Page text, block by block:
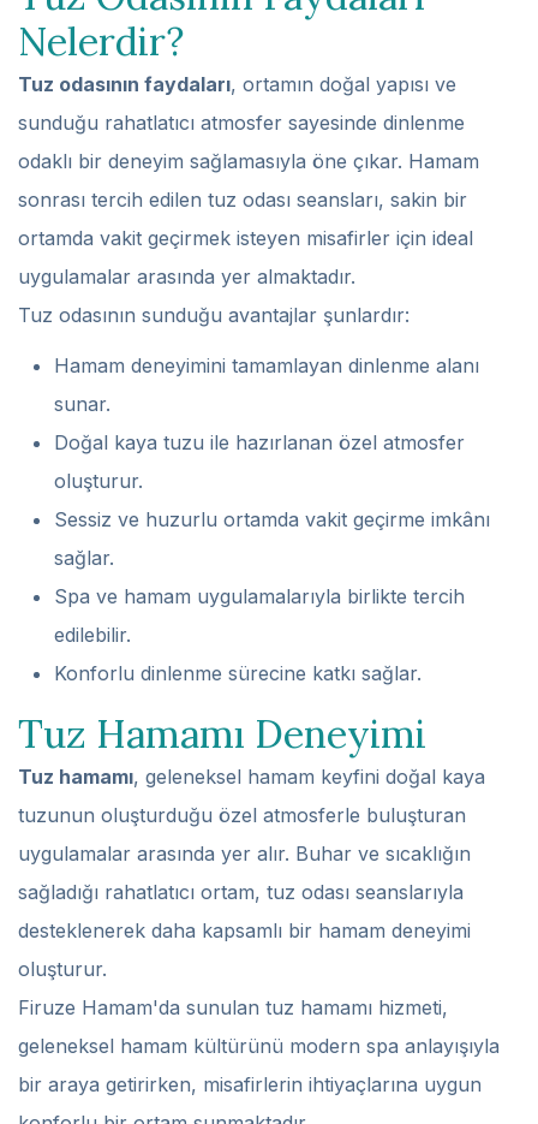
Nelerdir?
Tuz odasının faydaları, ortamın doğal yapısı ve
sunduğu rahatlatıcı atmosfer sayesinde dinlenme
odaklı bir deneyim sağlamasıyla öne çıkar. Hamam
sonrası tercih edilen tuz odası seansları, sakin bir
ortamda vakit geçirmek isteyen misafirler için ideal
uygulamalar arasında yer almaktadır.
Tuz odasının sunduğu avantajlar şunlardır:
Hamam deneyimini tamamlayan dinlenme alanı
sunar.
Doğal kaya tuzu ile hazırlanan özel atmosfer
oluşturur.
Sessiz ve huzurlu ortamda vakit geçirme imkânı
sağlar.
Spa ve hamam uygulamalarıyla birlikte tercih
edilebilir.
Konforlu dinlenme sürecine katkı sağlar.
Tuz Hamamı Deneyimi
Tuz hamamı, geleneksel hamam keyfini doğal kaya
tuzunun oluşturduğu özel atmosferle buluşturan
uygulamalar arasında yer alır. Buhar ve sıcaklığın
sağladığı rahatlatıcı ortam, tuz odası seanslarıyla
desteklenerek daha kapsamlı bir hamam deneyimi
oluşturur.
Firuze Hamam'da sunulan tuz hamamı hizmeti,
geleneksel hamam kültürünü modern spa anlayışıyla
bir araya getirirken, misafirlerin ihtiyaçlarına uygun